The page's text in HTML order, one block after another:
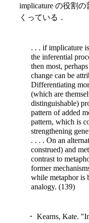
implicature の役割
くっている．
. . . if implicature
the inferential
then most,
change can be
Differentiating
(which are
distinguishable)
pattern of added
pattern, which is
strengthening
. . . . On an
construed) and
contrast to
former
while metaphor is
analogy. (139)
・ Kearns, Kate.